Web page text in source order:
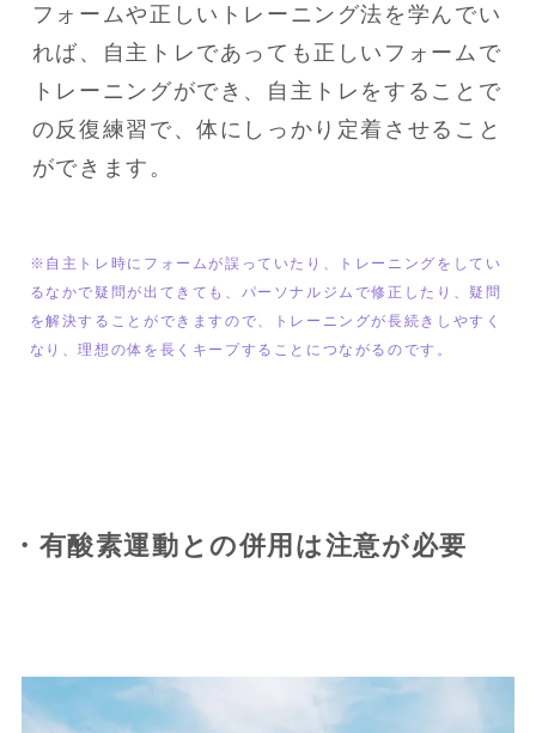
フォームや正しいトレーニング法を学んでい
れば、自主トレであっても正しいフォームで
トレーニングができ、自主トレをすることで
の反復練習で、体にしっかり定着させること
ができます。
※自主トレ時にフォームが誤っていたり、トレーニングをしてい
るなかで疑問が出てきても、パーソナルジムで修正したり、疑問
を解決することができますので、トレーニングが長続きしやすく
なり、理想の体を長くキープすることにつながるのです。
・有酸素運動との併用は注意が必要